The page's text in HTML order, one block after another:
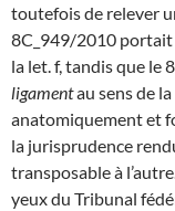
toutefois de relever
8C_949/2010
la let. f, tandis que le
ligamentau sens de
anatomiquement et
la jurisprudence
transposable à
yeux du Tribunal